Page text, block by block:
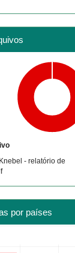
- relatório de
por países